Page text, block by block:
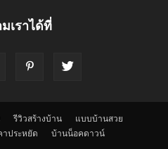
เราได้ที่
รีวิวสร้างบ้าน
แบบบ้านสวย
ประหยัด บ้านน็อคดาวน์